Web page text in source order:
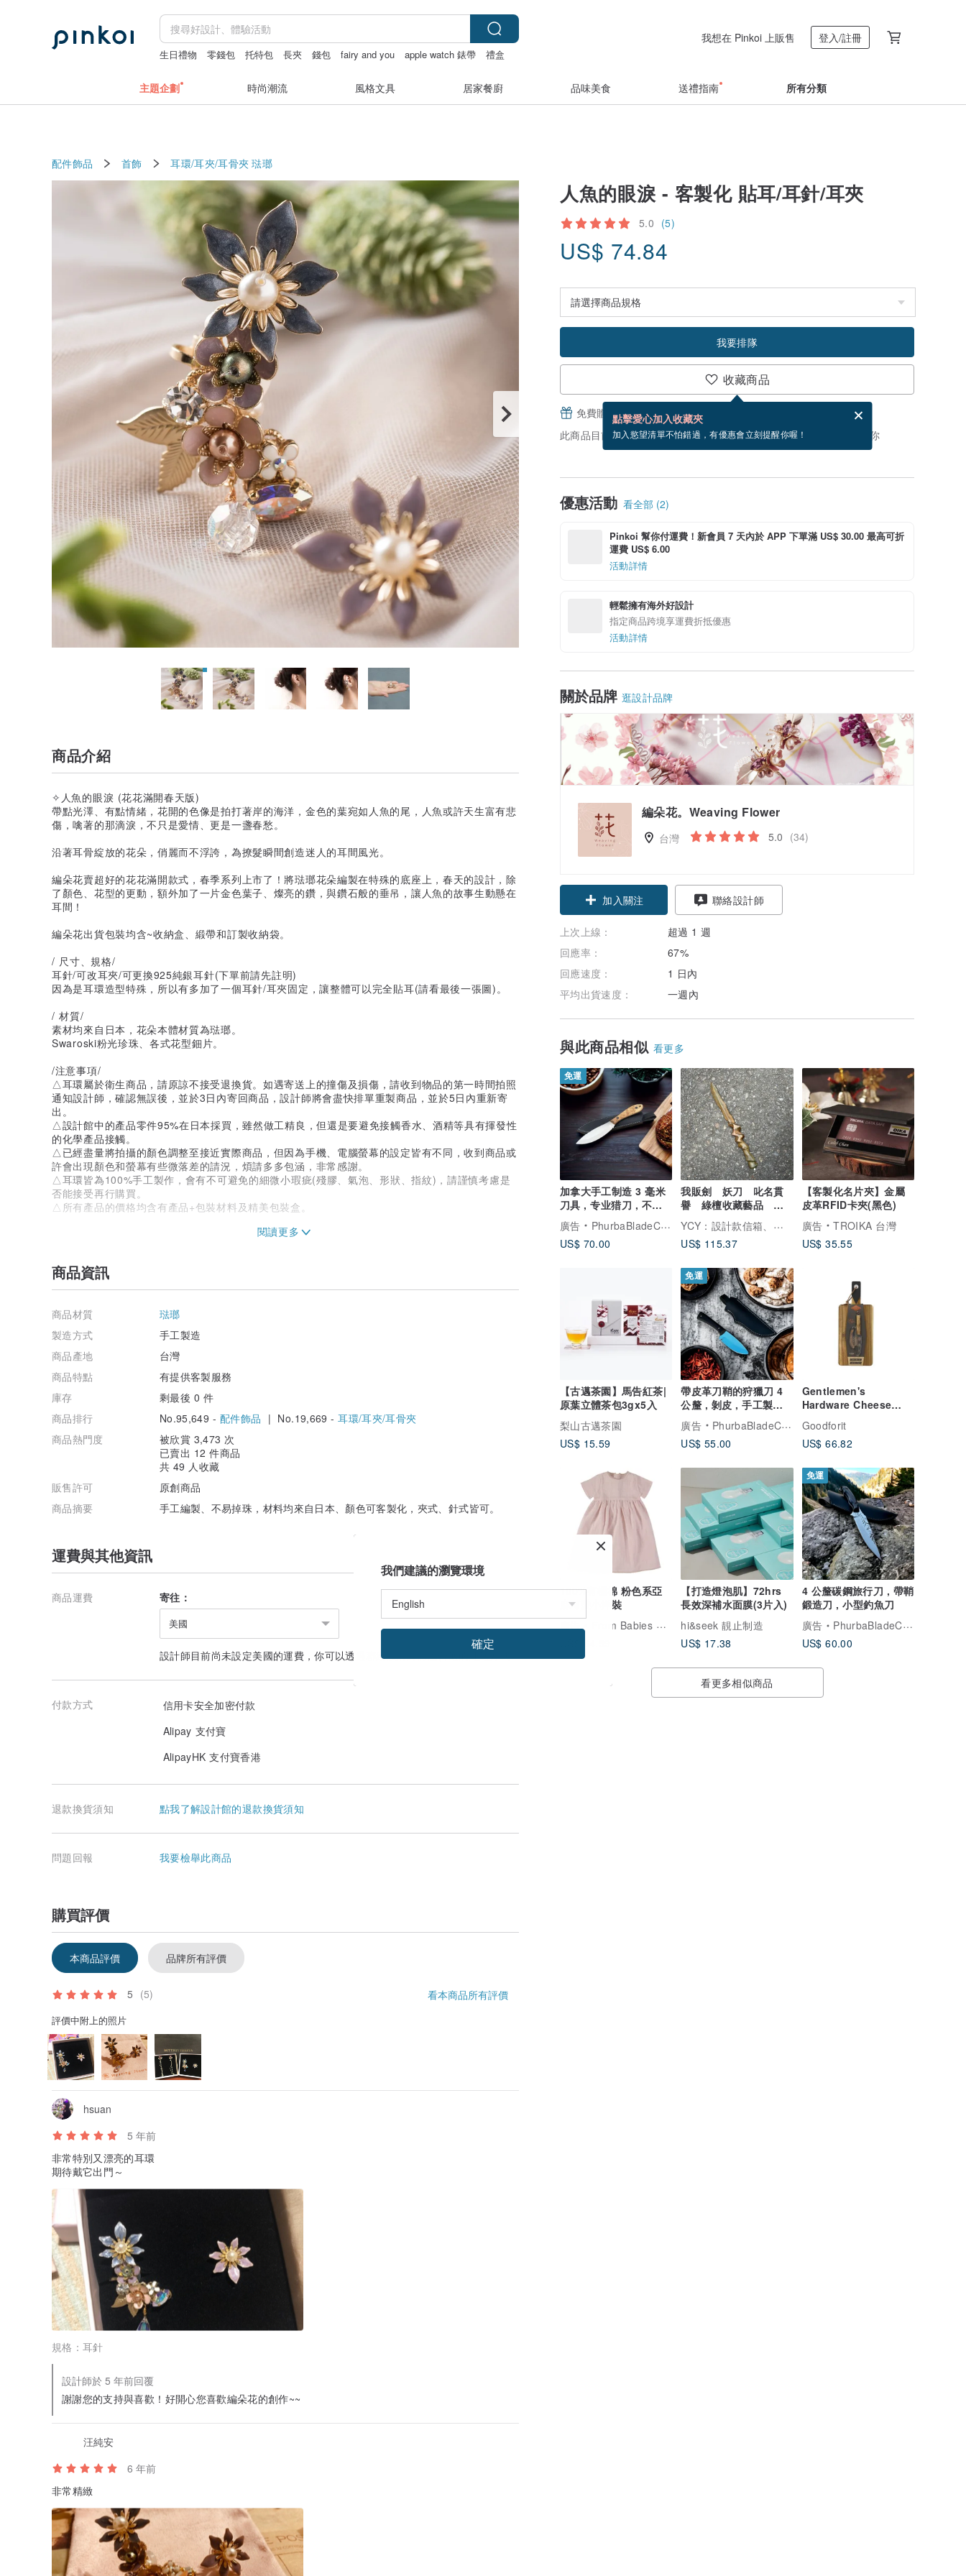
生日禮物 零錢包 托特包 長夾 錢包 fairy and you apple watch 錶帶 禮盒
我想在 Pinkoi 上販售 登入/註冊
主題企劃 時尚潮流 風格文具 居家餐廚 品味美食 送禮指南 所有分類
配件飾品 首飾 耳環/耳夾/耳骨夾 琺瑯
人魚的眼淚 - 客製化 貼耳/耳針/耳夾
5.0 (5)
US$ 74.84
我要排隊
收藏商品
點擊愛心加入收藏夾
加入慾望清單不怕錯過，有優惠會立刻提醒你喔！
免費贈送電子賀卡，結帳完成後填寫
此商品目前沒現貨，你可以按「我要排隊」，當有貨會主動發信通知你
優惠活動 看全部 (2)
Pinkoi 幫你付運費！新會員 7 天內於 APP 下單滿 US$ 30.00 最高可折
運費 US$ 6.00
活動詳情
輕鬆擁有海外好設計
指定商品跨境享運費折抵優惠
活動詳情
關於品牌 逛設計品牌
編朵花。Weaving Flower
台灣 5.0 (34)
加入關注 聯絡設計師
上次上線：
超過 1 週
回應率：
67%
回應速度：
1 日內
平均出貨速度：
一週內
與此商品相似 看更多
免運
加拿大手工制造 3 毫米
刀具 , 专业猎刀 , 不锈
钢
廣告
PhurbaBladeCompany
US$ 70.00
我販劍 妖刀 叱名貫
譽 綠檀收藏藝品 匕
首木刀小刀 魔劍紙鎮YCY：設計款信箱、金屬製品、設計家具、魔劍、妖刀，提供頂精緻的好選項
US$ 115.37
【客製化名片夾】金屬
皮革RFID卡夾(黑色)
廣告
TROIKA 台灣
US$ 35.55
【古邁茶園】馬告紅茶|
原葉立體茶包3gx5入
梨山古邁茶園
US$ 15.59
免運
帶皮革刀鞘的狩獵刀 4
公釐 , 剝皮 , 手工製作 ,
野營刀
廣告
PhurbaBladeCompany
US$ 55.00
Gentlemen's
Hardware Cheese
Board & Knife Set紅
酒乳酪盤
Goodforit
US$ 66.82
100%有機棉 粉色系亞
麻可愛小洋裝
廣告
From Babies with Love (英國品牌)
【打造燈泡肌】72hrs
長效深補水面膜(3片入)
hi&seek 靚止制造
US$ 17.38
免運
4 公釐碳鋼旅行刀 , 帶鞘
鍛造刀 , 小型釣魚刀
廣告
PhurbaBladeCompany
US$ 60.00
看更多相似商品
商品介紹
✧人魚的眼淚 (花花滿開春天版)
帶點光澤、有點情緒，花開的色像是拍打著岸的海洋，金色的葉宛如人魚的尾，人魚或許天生富有悲
傷，噙著的那滴淚，不只是愛情、更是一盞春愁。
沿著耳骨綻放的花朵，俏麗而不浮誇，為撩髮瞬間創造迷人的耳間風光。
編朵花賣超好的花花滿開款式，春季系列上市了！將琺瑯花朵編製在特殊的底座上，春天的設計，除
了顏色、花型的更動，額外加了一片金色葉子、燦亮的鑽，與鑽石般的垂吊，讓人魚的故事生動懸在
耳間！
編朵花出貨包裝均含~收納盒、緞帶和訂製收納袋。
/ 尺寸、規格/
耳針/可改耳夾/可更換925純銀耳針(下單前請先註明)
因為是耳環造型特殊，所以有多加了一個耳針/耳夾固定，讓整體可以完全貼耳(請看最後一張圖)。
/ 材質/
素材均來自日本，花朵本體材質為琺瑯。
Swaroski粉光珍珠、各式花型鈿片。
/注意事項/
△耳環屬於衛生商品，請原諒不接受退換貨。如遇寄送上的撞傷及損傷，請收到物品的第一時間拍照
通知設計師，確認無誤後，並於3日內寄回商品，設計師將會盡快排單重製商品，並於5日內重新寄
出。
△設計館中的產品零件95%在日本採買，雖然做工精良，但還是要避免接觸香水、酒精等具有揮發性
的化學產品接觸。
△已經盡量將拍攝的顏色調整至接近實際商品，但因為手機、電腦螢幕的設定皆有不同，收到商品或
許會出現顏色和螢幕有些微落差的請況，煩請多多包涵，非常感謝。
△耳環皆為100%手工製作，會有不可避免的細微小瑕疵(殘膠、氣泡、形狀、指紋)，請謹慎考慮是
否能接受再行購買。
△所有產品的價格均含有產品+包裝材料及精美包裝盒。
/保養說明/
△立體的飾品請小心不要勾到衣服、包包或其他物品，也不要帶著做運動、做家事、曝曬在太陽下。
△配戴後請使用柔軟的布擦去油脂，放入夾鏈袋中，再收納至收納袋中。
△做工再好的金屬零件都有褪色的可能，若有氧化褪色現象皆屬正常。
/貼心提醒/
△金屬零件若有氧化褪色皆屬正常現象喔！
商品資訊
商品材質
琺瑯
製造方式
手工製造
商品產地
台灣
商品特點
有提供客製服務
庫存
剩最後 0 件
商品排行
No.95,649 - 配件飾品 | No.19,669 -耳環/耳夾/耳骨夾
商品熱門度
被欣賞 3,473 次
已賣出 12 件商品
共 49 人收藏
販售許可
原創商品
商品摘要
手工編製、不易掉珠，材料均來自日本、顏色可客製化，夾式、針式皆可。
運費與其他資訊
商品運費 寄往：
美國
設計師目前尚未設定美國的運費，你可以透過 聯絡設計師
付款方式
信用卡安全加密付款
Alipay 支付寶
AlipayHK 支付寶香港
退款換貨須知 點我了解設計館的退款換貨須知
問題回報 我要檢舉此商品
購買評價
本商品評價 品牌所有評價
5 (5) 看本商品所有評價
評價中附上的照片
hsuan
5 年前
非常特別又漂亮的耳環
期待戴它出門～
規格：耳針
設計師於 5 年前回覆
謝謝您的支持與喜歡！好開心您喜歡編朵花的創作~~
汪純安
6 年前
非常精緻
我們建議的瀏覽環境
確定